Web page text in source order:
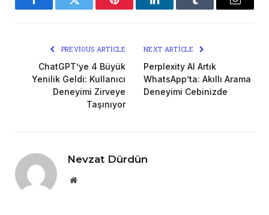
FacebookTwitter Pinterest LinkedInTumblr Email
PREVIOUS ARTICLE
ChatGPT’ye 4 Büyük
Yenilik Geldi: Kullanıcı
Deneyimi Zirveye
Taşınıyor
NEXT ARTICLE
Perplexity AI Artık
WhatsApp’ta: Akıllı Arama
Deneyimi Cebinizde
Nevzat Dürdün
Website